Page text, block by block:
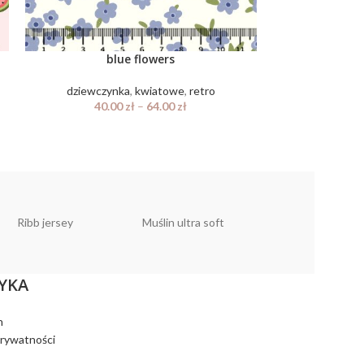
blue flowers
dziewczynka, kwiatowe, retro
40.00zł – 64.00zł
Ribb jersey Muślin ultra soft